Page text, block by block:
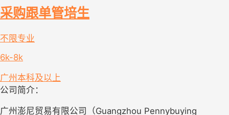
采购跟单管培生
不限专业
6k-8k
广州 本科及以上
公司简介：
广州澎尼贸易有限公司（Guangzhou Pennybuying